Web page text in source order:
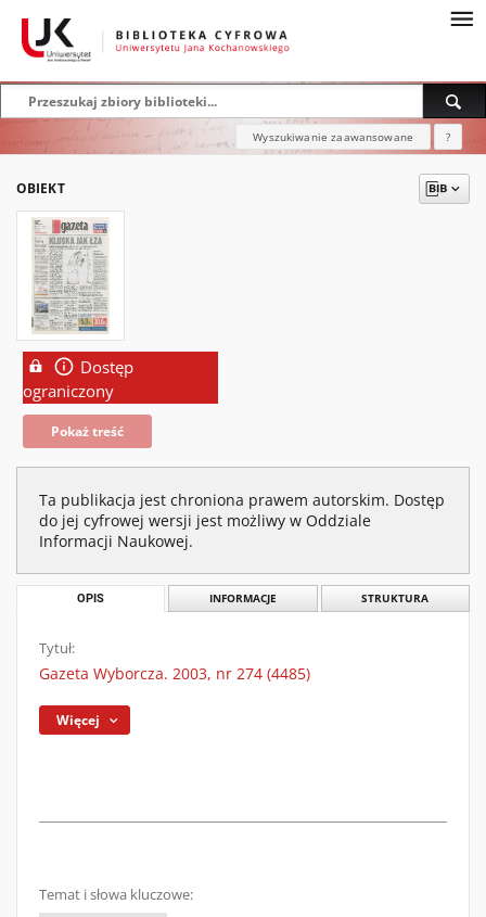
Wyszukiwanie zaawansowane ?
OBIEKT
Dostęp
ograniczony
Pokaż treść
Ta publikacja jest chroniona prawem autorskim. Dostęp
do jej cyfrowej wersji jest możliwy w Oddziale
Informacji Naukowej.
OPIS INFORMACJE STRUKTURA
Tytuł:
Gazeta Wyborcza. 2003, nr 274 (4485)
Więcej
Temat i słowa kluczowe: